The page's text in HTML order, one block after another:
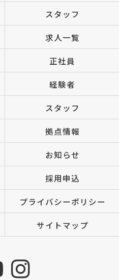
スタッフ
求人一覧
正社員
経験者
スタッフ
拠点情報
お知らせ
採用申込
プライバシーポリシー
サイトマップ